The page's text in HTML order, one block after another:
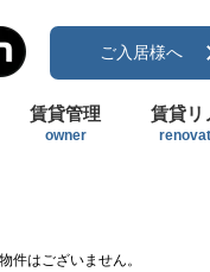
ご入居様へ
賃貸管理
owner
賃貸リ
件はございません。